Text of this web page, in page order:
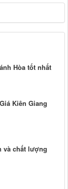
Hòa tốt nhất
Kiên Giang
và chất lượng